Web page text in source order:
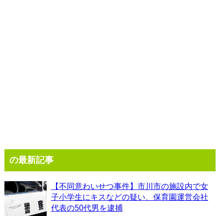
の最新記事
【不同意わいせつ事件】市川市の施設内で女
子小学生にキスなどの疑い、保育園運営会社
代表の50代男を逮捕